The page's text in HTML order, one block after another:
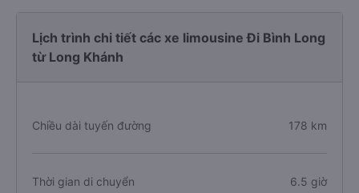
Lịch trình chi tiết các xe limousine Đi Bình Long
từ Long Khánh
Chiều dài tuyến đường 178 km
Thời gian di chuyển 6.5 giờ